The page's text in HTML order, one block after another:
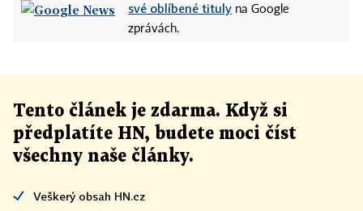
své oblíbené tituly na Google
zprávách.
Tento článek je zdarma. Když si
předplatíte HN, budete moci číst
všechny naše články.
Veškerý obsah HN.cz